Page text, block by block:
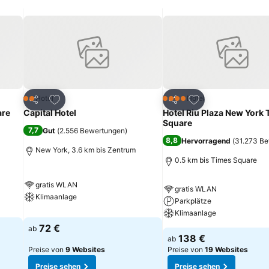
or the Brooklyn Bridge for breathtaking NYC views.5 km zum
Teilen
Zu Favoriten hinzufügen
2 Sterne
Hotel
Capital Hotel
7,7 Gut (2.556 Bewertungen)
New York, 3.6 km bis Zentrum
gratis WLAN
Klimaanlage
ab 72 €
Preise von 9 Websites
Preise sehen
Teilen
Zu Favoriten
4 SterneHotel
Hotel Riu Plaza New York
Square
8,8 Hervorragend (31.273
0.5 km bis Times Square
gratis WLAN
Parkplätze
Klimaanlage
ab 138 €
Preise von 19 Websites
Preise sehen